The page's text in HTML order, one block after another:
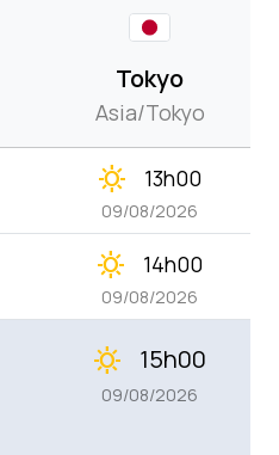
Tokyo
Asia/Tokyo
clear_day 13h00
09/08/2026
clear_day 14h00
09/08/2026
clear_day 15h00
09/08/2026